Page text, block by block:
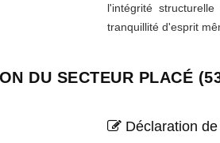
l'intégrité
tranquillité d'esprit
DU SECTEUR PLACÉ
Déclaration